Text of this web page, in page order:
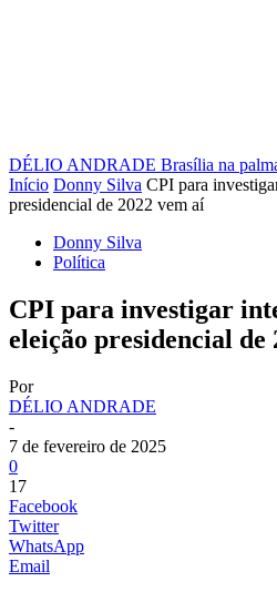
DÉLIO ANDRADE Brasília na
Início Donny Silva CPI para
presidencial de 2022 vem aí
Donny Silva
Política
CPI para investigar
eleição presidencial de
Por
DÉLIO ANDRADE
-
7 de fevereiro de 2025
0
17
Facebook
Twitter
WhatsApp
Email